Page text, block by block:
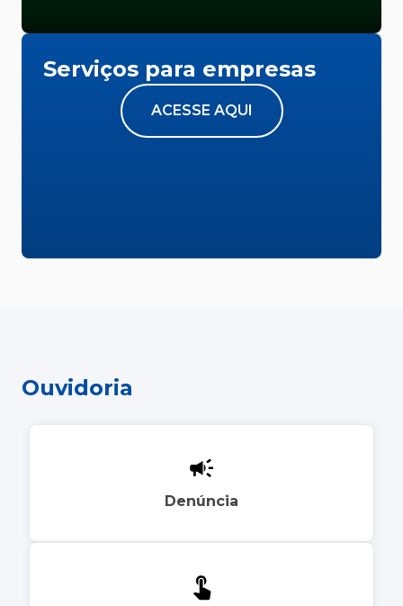
Serviços para empresas
ACESSE AQUI
Ouvidoria
Denúncia